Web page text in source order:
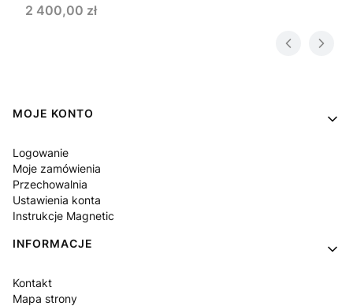
Cena
2 400,00 zł
Linki w stopce
MOJE KONTO
Logowanie
Moje zamówienia
Przechowalnia
Ustawienia konta
Instrukcje Magnetic
INFORMACJE
Kontakt
Mapa strony